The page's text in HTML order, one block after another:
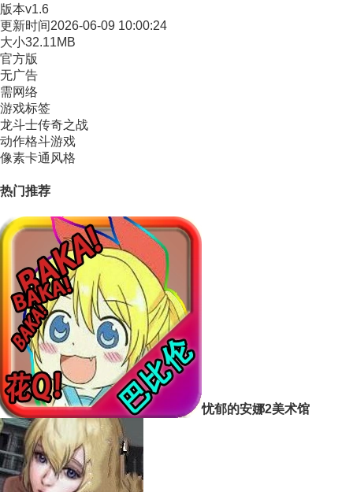
版本v1.6
更新时间2026-06-09 10:00:24
大小32.11MB
官方版
无广告
需网络
游戏标签
龙斗士传奇之战
动作格斗游戏
像素卡通风格
热门推荐
忧郁的安娜2美术馆